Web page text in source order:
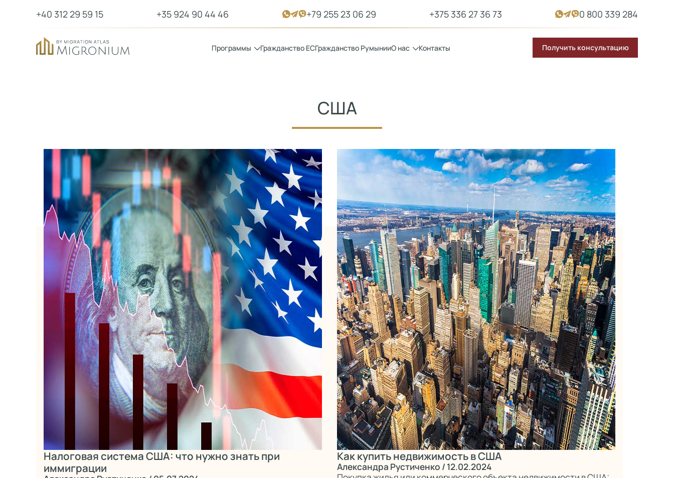
+40 312 29 59 15 +35 924 90 44 46 +79 255 23 06 29 +375 336 27 36 73 0 800 339 284
Программы Гражданство ЕСГражданство РумынииО нас Контакты Получить консультацию
США
Налоговая система США: что нужно знать при
иммиграции
Как купить недвижимость в США
Александра Рустиченко / 12.02.2024